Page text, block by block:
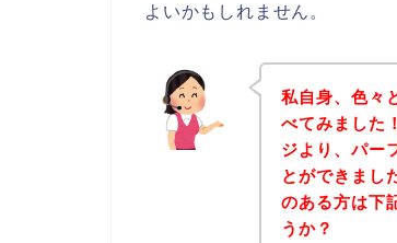
よいかもしれません。
私自身、色々
べてみました
ジより、パー
とができまし
のある方は下
うか？